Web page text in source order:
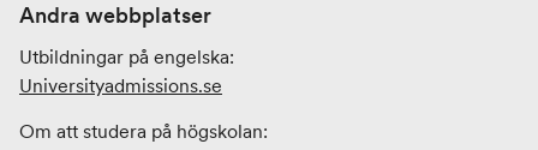
Andra webbplatser
Utbildningar på engelska:
Universityadmissions.se
Om att studera på högskolan: